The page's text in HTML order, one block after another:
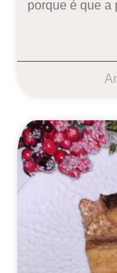
porque é que a